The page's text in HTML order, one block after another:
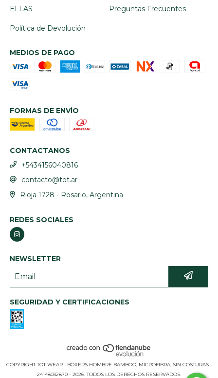
ELLAS Preguntas Frecuentes
Política de Devolución
MEDIOS DE PAGO
FORMAS DE ENVÍO
CONTACTANOS
+5434156040816
contacto@tot.ar
Rioja 1728 - Rosario, Argentina
REDES SOCIALES
NEWSLETTER
SEGURIDAD Y CERTIFICACIONES
COPYRIGHT TOT WEAR | BOXERS HOMBRE BAMBOO, MICROFIBRA, SIN COSTURAS -
24148032870 - 2026. TODOS LOS DERECHOS RESERVADOS.